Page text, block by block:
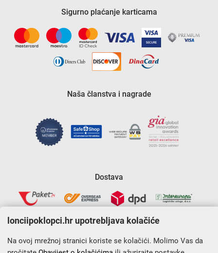
Sigurno plaćanje karticama
Naša članstva i nagrade
Dostava
lonciipoklopci.hr upotrebljava kolačiće
Na ovoj mrežnoj stranici koriste se kolačići. Molimo Vas da